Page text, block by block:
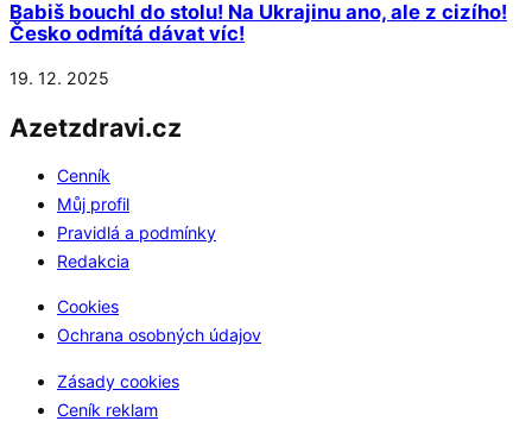
Babiš bouchl do stolu! Na Ukrajinu ano, ale z cizího!
Česko odmítá dávat víc!
19. 12. 2025
Azetzdravi.cz
Cenník
Můj profil
Pravidlá a podmínky
Redakcia
Cookies
Ochrana osobných údajov
Zásady cookies
Ceník reklam